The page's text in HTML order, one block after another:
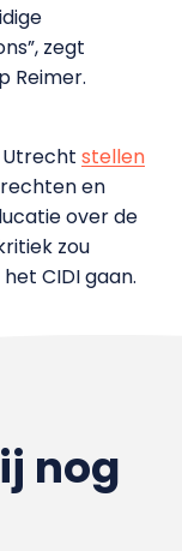
zegt
Reimer.
Utrecht stellen
en
over de
zou
CIDI gaan.
nog